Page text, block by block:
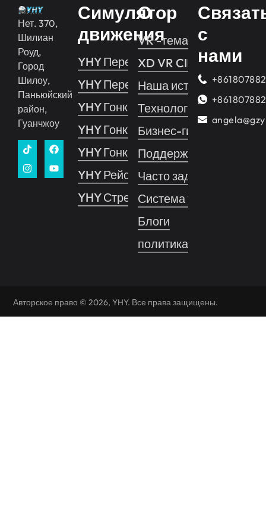
Нет. 370,
Шилиан
Роуд,
Город
Шилоу,
Паньюйский
район,
Гуанчжоу
Симулятор
движения
YHY Пересечение 2
YHY Пересечение 1
YHY Гонки
YHY Гонки VR
YHY Гонки Про
YHY Рейс
YHY Стрельба
О
VR -тематический парк
XD VR CINEMA
Наша история
Технология
Бизнес-гид
Поддерживать
Часто задаваемые
Система управления
Блоги
политика
с
нами
Авторское право © 2026, YHY. Все права защищены.